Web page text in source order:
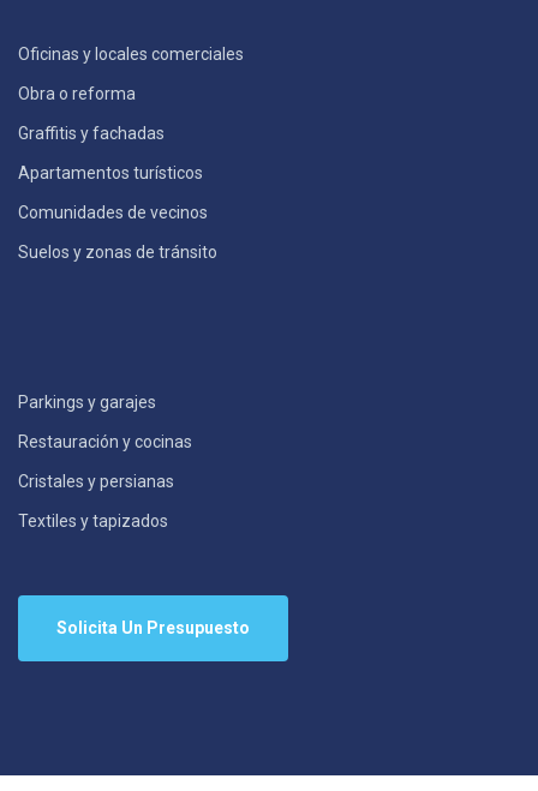
Oficinas y locales comerciales
Obra o reforma
Graffitis y fachadas
Apartamentos turísticos
Comunidades de vecinos
Suelos y zonas de tránsito
Parkings y garajes
Restauración y cocinas
Cristales y persianas
Textiles y tapizados
Solicita Un Presupuesto